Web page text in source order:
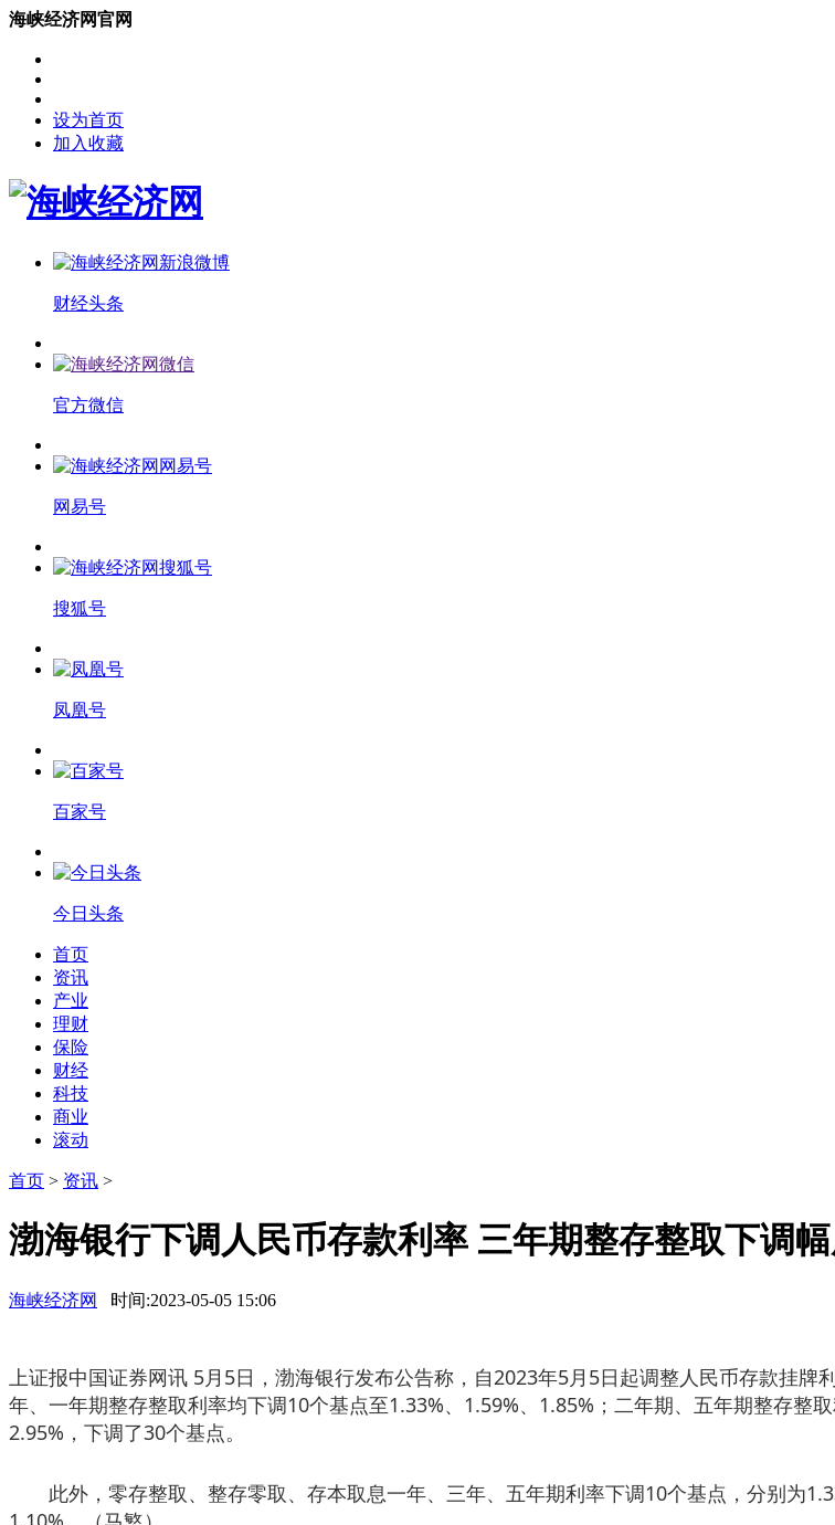
海峡经济网官网
设为首页
加入收藏
财经头条
官方微信
网易号
搜狐号
凤凰号
百家号
今日头条
首页
资讯
产业
理财
保险
财经
科技
商业
滚动
首页 > 资讯 >
渤海银行下调人民币存款利率 三年期整存整取下调
海峡经济网 时间:2023-05-05 15:06
上证报中国证券网讯 5月5日，渤海银行发布公告称，自2023年5月5日起调整人民币存款挂
年、一年期整存整取利率均下调10个基点至1.33%、1.59%、1.85%；二年期、五年期整存整
2.95%，下调了30个基点。
此外，零存整取、整存零取、存本取息一年、三年、五年期利率下调10个基点，分别为